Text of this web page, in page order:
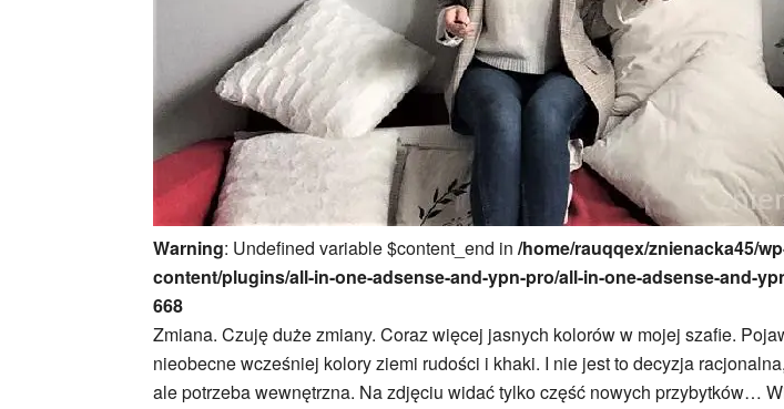
Warning: Undefined variable $content_end in /home/rauqqex/znienacka45/
content/plugins/all-in-one-adsense-and-ypn-pro/all-in-one-adsense-and-
668
Zmiana. Czuję duże zmiany. Coraz więcej jasnych kolorów w mojej szafie.
nieobecne wcześniej kolory ziemi rudości i khaki. I nie jest to decyzja
ale potrzeba wewnętrzna. Na zdjęciu widać tylko część nowych przybytków…